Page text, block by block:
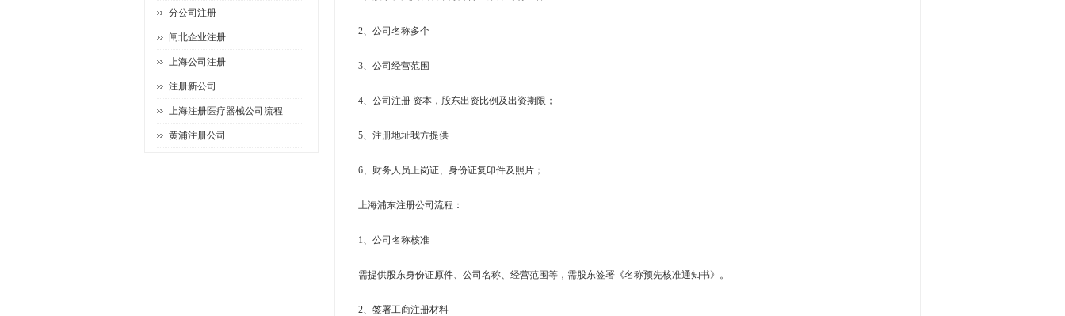
2、公司名称多个
3、公司经营范围
4、公司注册 资本，股东出资比例及出资期限；
5、注册地址我方提供
6、财务人员上岗证、身份证复印件及照片；
上海浦东注册公司流程：
1、公司名称核准
需提供股东身份证原件、公司名称、经营范围等，需股东签署《名称预先核准通知书》。
2、签署工商注册材料
分公司注册
闸北企业注册
上海公司注册
注册新公司
上海注册医疗器械公司流程
黄浦注册公司